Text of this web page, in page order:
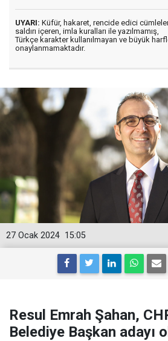
UYARI: Küfür, hakaret, rencide edici
saldırı içeren, imla kuralları ile yazılmamış,
Türkçe karakter kullanılmayan ve büyük
onaylanmamaktadır.
15:05
27 Ocak 2024
Resul Emrah Şahan,
Belediye Başkan adayı